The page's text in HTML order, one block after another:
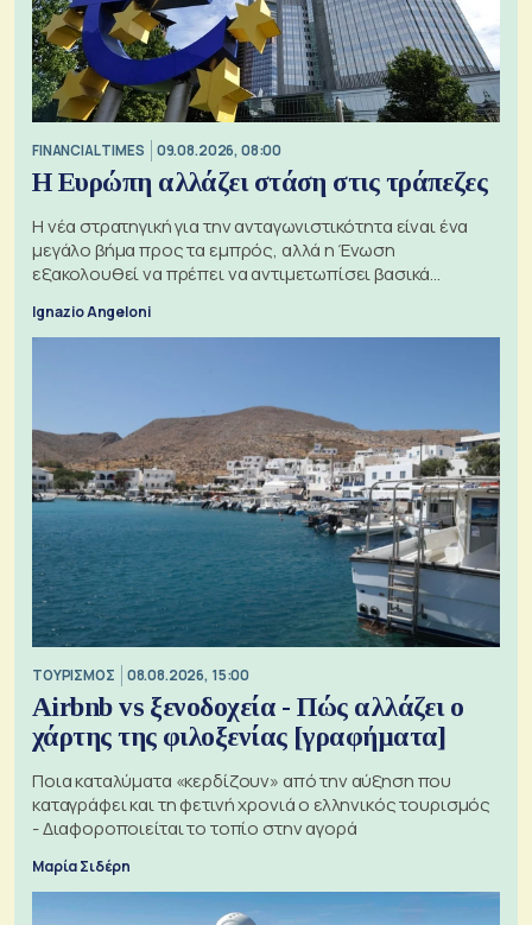
FINANCIAL TIMES 09.08.2026, 08:00
Η Ευρώπη αλλάζει στάση στις τράπεζες
Η νέα στρατηγική για την ανταγωνιστικότητα είναι ένα
μεγάλο βήμα προς τα εμπρός, αλλά η Ένωση
εξακολουθεί να πρέπει να αντιμετωπίσει βασικά
Ignazio Angeloni
ΤΟΥΡΙΣΜΟΣ 08.08.2026, 15:00
Airbnb vs ξενοδοχεία - Πώς αλλάζει ο
χάρτης της φιλοξενίας [γραφήματα]
Ποια καταλύματα «κερδίζουν» από την αύξηση που
καταγράφει και τη φετινή χρονιά ο ελληνικός τουρισμός
- Διαφοροποιείται το τοπίο στην αγορά
Μαρία Σιδέρη